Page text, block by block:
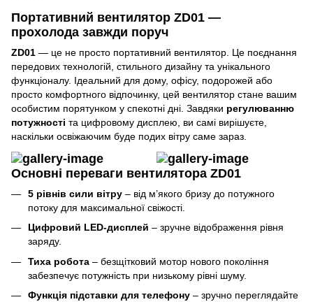
Портативний вентилятор ZD01 —
прохолода завжди поруч
ZD01 — це не просто портативний вентилятор. Це поєднання
передових технологій, стильного дизайну та унікального
функціоналу. Ідеальний для дому, офісу, подорожей або
просто комфортного відпочинку, цей вентилятор стане вашим
особистим порятунком у спекотні дні. Завдяки регулюванню
потужності та цифровому дисплею, ви самі вирішуєте,
наскільки освіжаючим буде подих вітру саме зараз.
Основні переваги вентилятора ZD01
5 рівнів сили вітру – від м’якого бризу до потужного
потоку для максимальної свіжості.
Цифровий LED-дисплей – зручне відображення рівня
заряду.
Тиха робота – безщітковий мотор нового покоління
забезпечує потужність при низькому рівні шуму.
Функція підставки для телефону – зручно переглядайте